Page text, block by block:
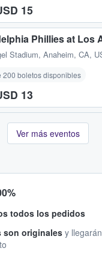
15
Phillies at Los
Stadium, Anaheim, CA,
200 boletos disponibles
13
Ver más eventos
todos los pedidos
son originalesy